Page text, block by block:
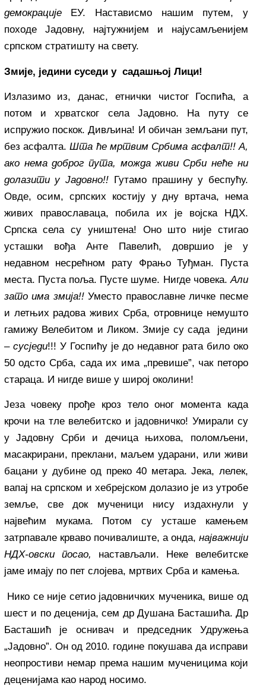
демокрацијеЕУ. Настависмо нашим путем, у
походе Јадовну, најтужнијем и најусамљенијем
српском стратишту на свету.
Змије, једини суседи у садашњој Лици!
Излазимо из, данас, етнички чистог Госпића, а
потом и хрватског села Јадовно. На путу се
испружио поскок. Дивљина! И обичан земљани пут,
без асфалта.Шта ће мртвим Србима асфалт!! А,
ако нема доброг пута, можда живи Срби неће ни
долазити у Јадовно!! Гутамо прашину у беспућу.
Овде, осим, српских костију у дну вртача, нема
живих православаца, побила их је војска НДХ.
Српска села су уништена! Оно што није стигао
усташки вођа Анте Павелић, довршио је у
недавном несрећном рату Фрањо Туђман. Пуста
места. Пуста поља. Пусте шуме. Нигде човека.Али
зато има змија!!Уместо православне личке песме
и летњих радова живих Срба, отровнице немушто
гамижу Велебитом и Ликом. Змије су сада једини
–сусједи!!! У Госпићу је до недавног рата било око
50 одсто Срба, сада их има „превише”, чак петоро
стараца. И нигде више у широј околини!
Језа човеку прође кроз тело оног момента када
крочи на тле велебитско и јадовничко! Умирали су
у Јадовну Срби и дечица њихова, поломљени,
масакрирани, преклани, маљем ударани, или живи
бацани у дубине од преко 40 метара. Јека, лелек,
вапај на српском и хебрејском долазио је из утробе
земље, све док мученици нису издахнули у
највећим мукама. Потом су усташе камењем
затрпавале крваво почивалиште, а онда, најважнији
НДХ-овски
посао, настављали. Неке велебитске
јаме имају по пет слојева, мртвих Срба и камења.
Нико се није сетио јадовничких мученика, више од
шест и по деценија, сем др Душана Басташића. Др
Басташић је оснивач и председник Удружења
„Јадовно”. Он од 2010. године покушава да исправи
неопростиви немар према нашим мученицима који
деценијама као народ носимо.